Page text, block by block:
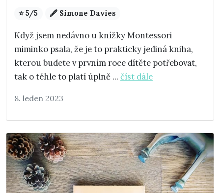
⭐ 5/5 🖋️ Simone Davies
Když jsem nedávno u knížky Montessori
miminko psala, že je to prakticky jediná kniha,
kterou budete v prvním roce dítěte potřebovat,
tak o téhle to platí úplně ... číst dále
8. leden 2023